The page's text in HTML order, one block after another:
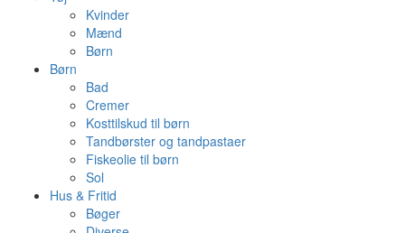
Kvinder
Mænd
Børn
Børn
Bad
Cremer
Kosttilskud til børn
Tandbørster og tandpastaer
Fiskeolie til børn
Sol
Hus & Fritid
Bøger